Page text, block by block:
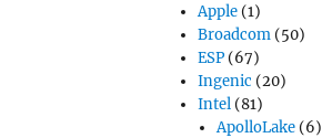
Apple (1)
Broadcom (50)
ESP (67)
Ingenic (20)
Intel (81)
ApolloLake(6)